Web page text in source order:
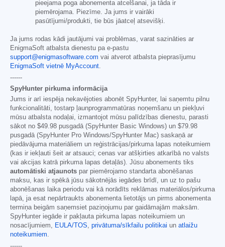
pieejama poga abonementa atcelšanai, ja tāda ir
piemērojama. Piezīme. Ja jums ir vairāki
pasūtījumi/produkti, tie būs jāatceļ atsevišķi.
Ja jums rodas kādi jautājumi vai problēmas, varat sazināties ar
EnigmaSoft atbalsta dienestu pa e-pastu
support@enigmasoftware.com vai atverot atbalsta pieprasījumu
EnigmaSoft vietnē MyAccount
------
SpyHunter pirkuma informācija
Jums ir arī iespēja nekavējoties abonēt SpyHunter, lai saņemtu pilnu
funkcionalitāti, tostarp ļaunprogrammatūras noņemšanu un piekļuvi
mūsu atbalsta nodaļai, izmantojot mūsu palīdzības dienestu, parasti
sākot no $49.98 pusgadā (SpyHunter Basic Windows) un $79.98
pusgadā (SpyHunter Pro Windows/SpyHunter Mac) saskaņā ar
piedāvājuma materiāliem un reģistrācijas/pirkuma lapas noteikumiem
(kas ir iekļauti šeit ar atsauci; cenas var atšķirties atkarībā no valsts
vai akcijas katrā pirkuma lapas detaļās). Jūsu abonements tiks
automātiski atjaunots par piemērojamo standarta abonēšanas
maksu, kas ir spēkā jūsu sākotnējās iegādes brīdī, un uz to pašu
abonēšanas laika periodu vai kā norādīts reklāmas materiālos/pirkuma
lapā, ja esat nepārtraukts abonementa lietotājs un pirms abonementa
termiņa beigām saņemsiet paziņojumu par gaidāmajām maksām.
SpyHunter iegāde ir pakļauta pirkuma lapas noteikumiem un
nosacījumiem,
EULA/TOS privātuma/sīkfailu politikai un atlaižu
noteikumiem